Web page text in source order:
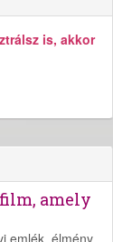
is, akkor
film, amely
emlék, élmény